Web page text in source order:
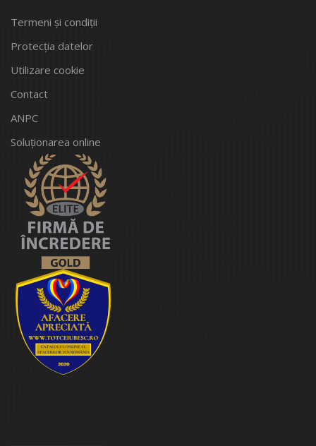
Termeni și condiții
Protecția datelor
Utilizare cookie
Contact
ANPC
Soluționarea online